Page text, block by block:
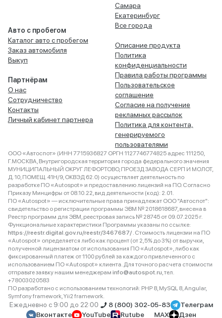
Авто с пробегом
Каталог авто с пробегом
Заказ автомобиля
Выкуп
Партнёрам
О нас
Сотрудничество
Контакты
Личный кабинет партнера
Самара
Екатеринбург
Все города
Описание продукта
Политика
конфиденциальности
Правила работы программы
Пользовательское
соглашение
Согласие на получение
рекламных рассылок
Политика для контента,
генерируемого
пользователями
ООО «Автоспот» (ИНН 7715936827 ОРГН 1127746774825 адрес 111250,
Г.МОСКВА, Внутригородская территория города федерального значения
МУНИЦИПАЛЬНЫЙ ОКРУГ ЛЕФОРТОВО, ПРОЕЗД ЗАВОДА СЕРП И МОЛОТ,
Д. 10, ПОМЕЩ. 41Н/9, ОКВЭД 62.0) осуществляет деятельность по
разработке ПО «Autospot» и предоставлению лицензий на ПО. Согласно
Приказу Минцифры от 08.10.22, вид деятельности (код): 2.01.
ПО «Autospot» — исключительные права принадлежат ООО "Автоспот":
свидетельство о регистрации программы ЭВМ № 2018618687, внесена в
Реестр программ для ЭВМ, реестровая запись № 28745 от 09.07.2025 г.
Функциональные характеристики Программы указаны по ссылке:
https://reestr.digital.gov.ru/reestr/3467687/ . Стоимость лицензии на ПО
«Autospot» определяется либо как процент (от 2,5% до 3%) от выручки,
полученной лицензиатом от использования ПО «Autospot», либо как
фиксированный платеж от 1100 рублей за каждого привлеченного с
использованием ПО «Autospot» клиента. Для точного расчета стоимости
отправьте заявку нашим менеджерам info@autospot.ru, тел.
+78003020583
ПО разработано с использованием технологий: PHP 8, MySQL 8, Angular,
Symfony framework, Yii2 framework.
Ежедневно с 9:00 до 22:00 8 (800) 302-05-83
Телеграм
Вконтакте
YouTube Rutube MAX Дзен